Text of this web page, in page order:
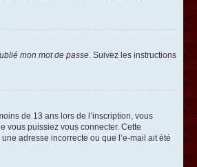
mon mot de passe . Suivez les instructions
de 13 ans lors de l’inscription, vous
vous puissiez vous connecter. Cette
adresse incorrecte ou que l’e-mail ait été